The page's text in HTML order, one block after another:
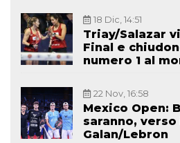
18 Dic, 14:51
Triay/Salazar
Final e
numero 1 al
22 Nov, 16:58
Mexico Open:
saranno,
Galan/Lebron